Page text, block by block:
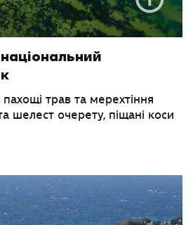
пахощі трав та мерехтіння
шелест очерету, піщані коси